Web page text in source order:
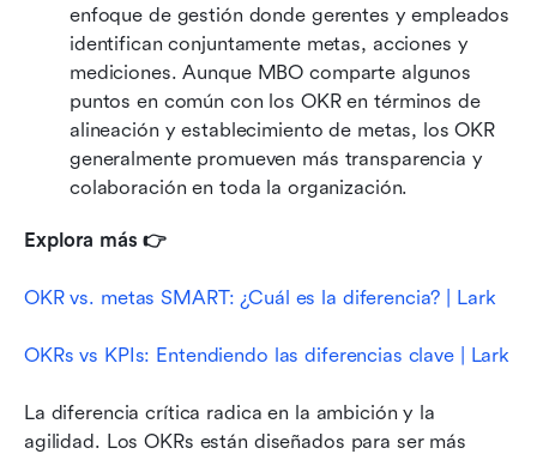
enfoque de gestión donde gerentes y empleados
identifican conjuntamente metas, acciones y
mediciones. Aunque MBO comparte algunos
puntos en común con los OKR en términos de
alineación y establecimiento de metas, los OKR
generalmente promueven más transparencia y
colaboración en toda la organización.
Explora más 👉
OKR vs. metas SMART: ¿Cuál es la diferencia? | Lark
OKRs vs KPIs: Entendiendo las diferencias clave | Lark
La diferencia crítica radica en la ambición y la
agilidad. Los OKRs están diseñados para ser más